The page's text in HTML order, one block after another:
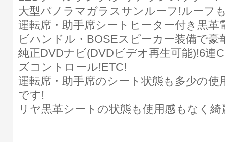
大型パノラマガラスサンルーフ!ルーフ
運転席・助手席シートヒーター付き黒
ビハンドル・BOSEスピーカー装備で豪
純正DVDナビ(DVDビデオ再生可能)!6連
ズコントロール!ETC!
運転席・助手席のシート状態も多少の
です!
リヤ黒革シートの状態も使用感もなく